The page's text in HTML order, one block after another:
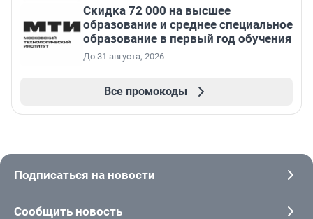
Скидка 72 000 на высшее
образование и среднее специальное
образование в первый год обучения
До 31 августа, 2026
Все промокоды
Подписаться на новости
Сообщить новость